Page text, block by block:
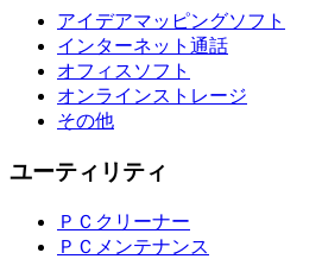
アイデアマッピングソフト
インターネット通話
オフィスソフト
オンラインストレージ
その他
ユーティリティ
ＰＣクリーナー
ＰＣメンテナンス